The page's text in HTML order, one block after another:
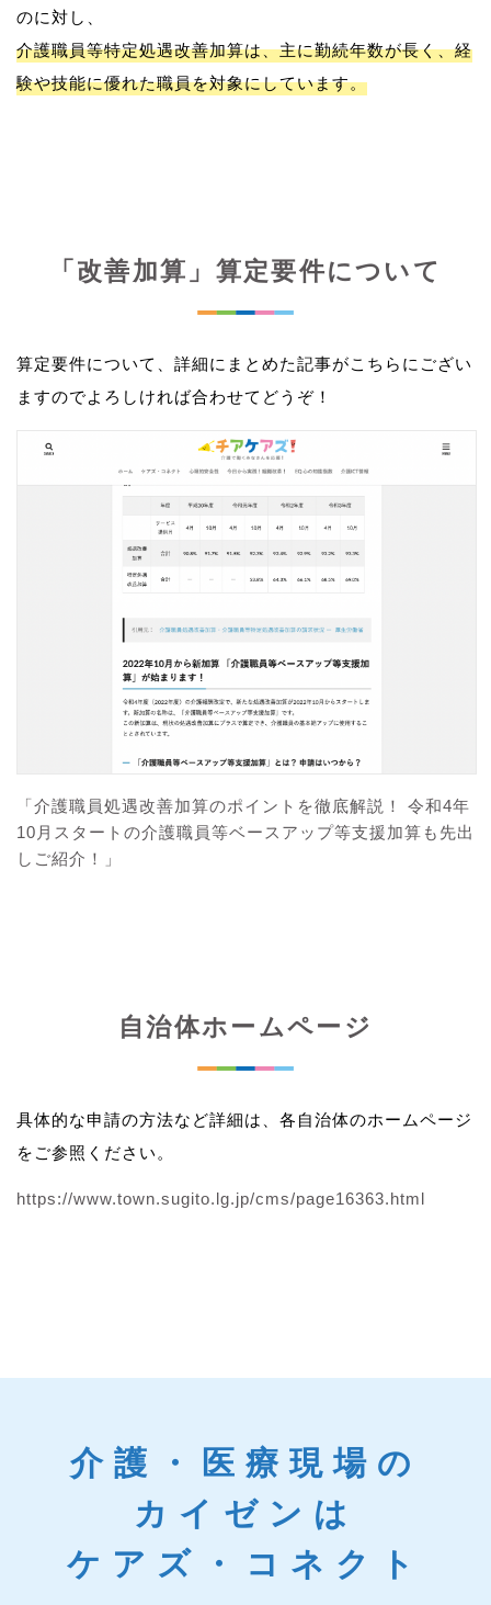
介護職員等特定処遇改善加算は、主に勤続年数が長く、経
験や技能に優れた職員を対象にしています。
「改善加算」算定要件について
算定要件について、詳細にまとめた記事がこちらにござい
ますのでよろしければ合わせてどうぞ！
「介護職員処遇改善加算のポイントを徹底解説！ 令和4年
10月スタートの介護職員等ベースアップ等支援加算も先出
しご紹介！」
自治体ホームページ
具体的な申請の方法など詳細は、各自治体のホームページ
をご参照ください。
https://www.town.sugito.lg.jp/cms/page16363.html
介護・医療現場の
カイゼンは
ケアズ・コネクト